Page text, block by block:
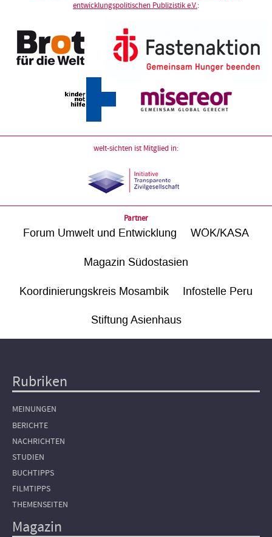
entwicklungspolitischen Publizistik e.V.:
welt-sichten ist Mitglied in:
Partner
Forum Umwelt und Entwicklung WÖK/KASA
Magazin Südostasien
Koordinierungskreis Mosambik Infostelle Peru
Stiftung Asienhaus
Hauptnavigation
Rubriken
MEINUNGEN
BERICHTE
NACHRICHTEN
STUDIEN
BUCHTIPPS
FILMTIPPS
THEMENSEITEN
Magazin